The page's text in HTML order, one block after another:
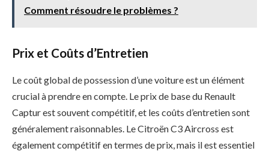
Comment résoudre le problèmes ?
Prix et Coûts d’Entretien
Le coût global de possession d’une voiture est un élément
crucial à prendre en compte. Le prix de base du Renault
Captur est souvent compétitif, et les coûts d’entretien sont
généralement raisonnables. Le Citroën C3 Aircross est
également compétitif en termes de prix, mais il est essentiel